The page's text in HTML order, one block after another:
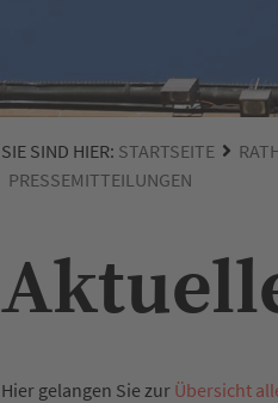
SIE SIND HIER: STARTSEITE
PRESSEMITTEILUNGEN
Hier gelangen Sie zur Übersicht